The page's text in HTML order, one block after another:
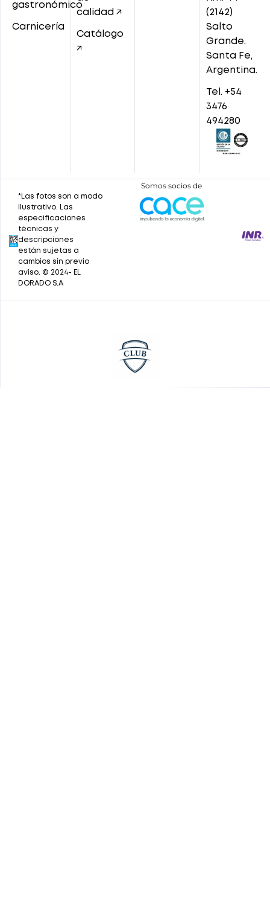
gastronómico
Carnicería
calidad ↗
Catálogo
↗
(2142)
Salto
Grande.
Santa Fe,
Argentina.
Tel. +54
3476
494280
*Las fotos son a modo
ilustrativo. Las
especificaciones
técnicas y
descripciones
están sujetas a
cambios sin previo
aviso. © 2024- EL
DORADO S.A
Somos socios de